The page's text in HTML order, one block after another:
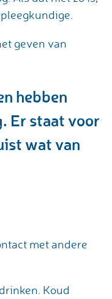
geven van
hebben
Er staat voor
wat van
met andere
Koud